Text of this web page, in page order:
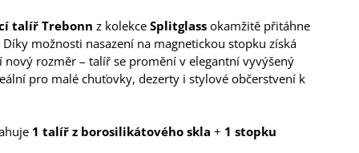
talíř Trebonn z kolekce Splitglass okamžitě přitáhne
možnosti nasazení na magnetickou stopku získá
nový rozměr – talíř se promění v elegantní vyvýšený
pro malé chuťovky, dezerty i stylové občerstvení k
1 talíř z borosilikátového skla + 1 stopku